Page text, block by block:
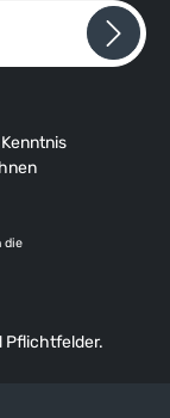
die
Pflichtfelder.